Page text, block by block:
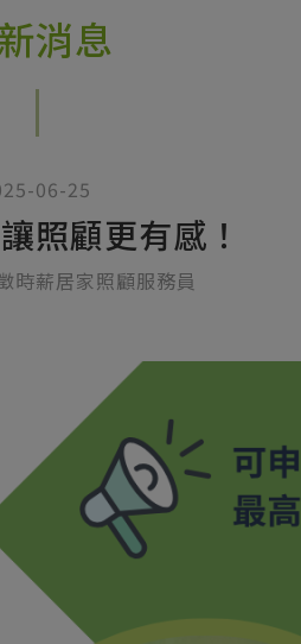
消息
06-25
照顧更有感！
時薪居家照顧服務員